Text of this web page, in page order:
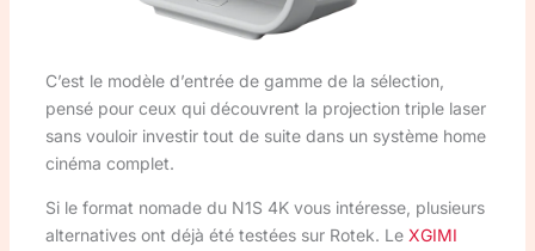
C’est le modèle d’entrée de gamme de la sélection,
pensé pour ceux qui découvrent la projection triple laser
sans vouloir investir tout de suite dans un système home
cinéma complet.
Si le format nomade du N1S 4K vous intéresse, plusieurs
alternatives ont déjà été testées sur Rotek. Le XGIMI